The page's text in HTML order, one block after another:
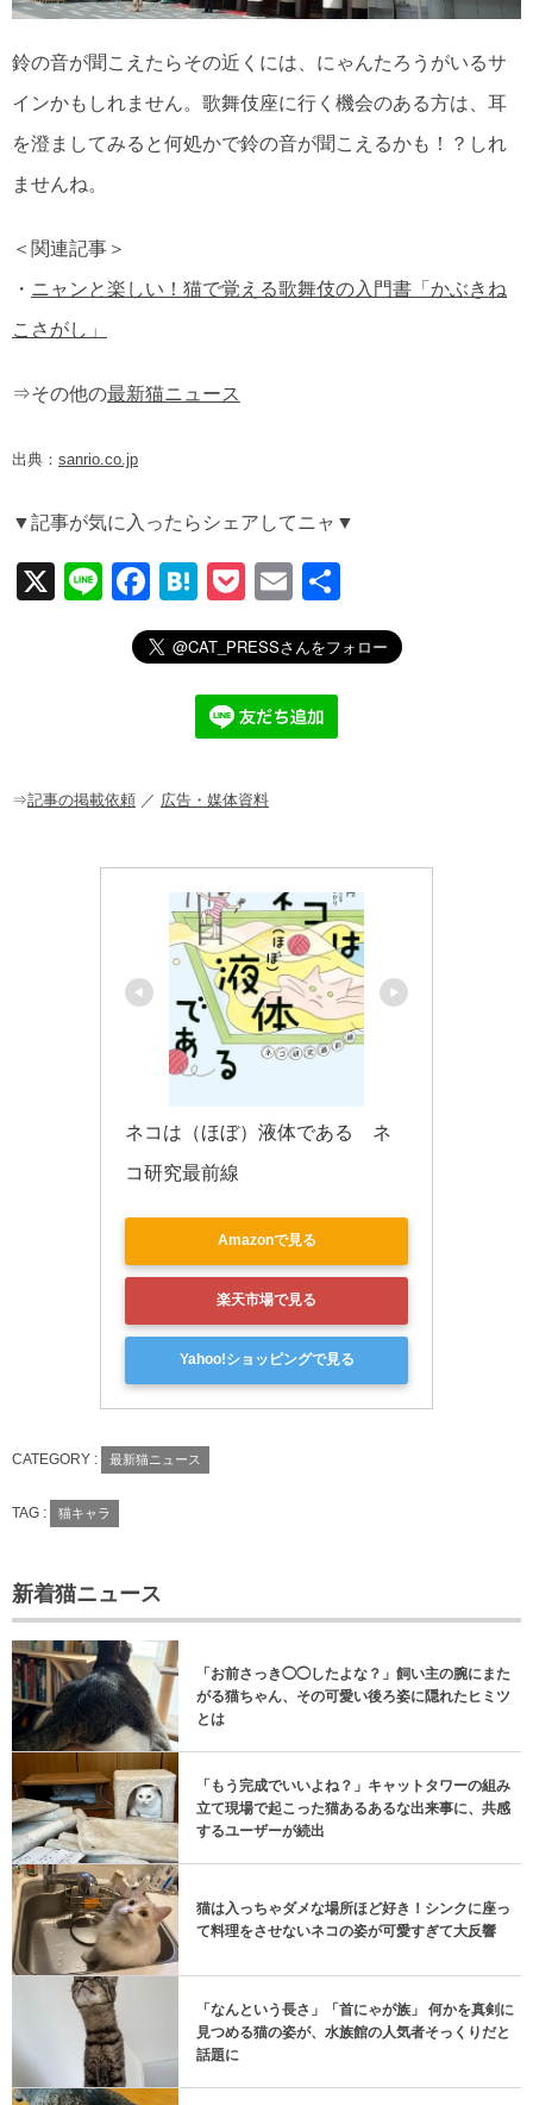
鈴の音が聞こえたらその近くには、にゃんたろうがいるサ
インかもしれません。歌舞伎座に行く機会のある方は、耳
を澄ましてみると何処かで鈴の音が聞こえるかも！？しれ
ませんね。
＜関連記事＞
・ ニャンと楽しい！猫で覚える歌舞伎の入門書「かぶきね
こさがし」
⇒その他の最新猫ニュース
出典： sanrio.co.jp
▼記事が気に入ったらシェアしてニャ▼
X
Li
F
a
c
o
H
at
e
n
a
P
o
ck
et
E
m
ail
有
⇒記事の掲載依頼 ／ 広告・媒体資料
ネコは（ほぼ）液体である　ネ
コ研究最前線
Amazonで見る
楽天市場で見る
Yahoo!ショッピングで見る
CATEGORY : 最新猫ニュース
TAG : 猫キャラ
新着猫ニュース
「お前さっき◯◯したよな？」飼い主の腕にまた
がる猫ちゃん、その可愛い後ろ姿に隠れたヒミツ
とは
「もう完成でいいよね？」キャットタワーの組み
立て現場で起こった猫あるあるな出来事に、共感
するユーザーが続出
猫は入っちゃダメな場所ほど好き！シンクに座っ
て料理をさせないネコの姿が可愛すぎて大反響
「なんという長さ」「首にゃが族」 何かを真剣に
見つめる猫の姿が、水族館の人気者そっくりだと
話題に